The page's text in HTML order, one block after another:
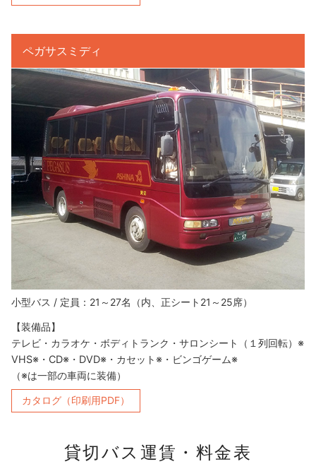
ペガサスミディ
小型バス / 定員：21～27名（内、正シート21～25席）
【装備品】
テレビ・カラオケ・ボディトランク・サロンシート（１列回転）※
VHS※・CD※・DVD※・カセット※・ビンゴゲーム※
（※は一部の車両に装備）
カタログ（印刷用PDF）
貸切バス運賃・料金表